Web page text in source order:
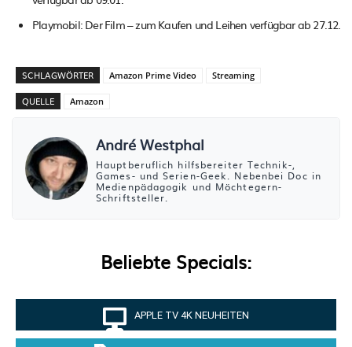
Playmobil: Der Film – zum Kaufen und Leihen verfügbar ab 27.12.
SCHLAGWÖRTER Amazon Prime Video Streaming
QUELLE Amazon
André Westphal
Hauptberuflich hilfsbereiter Technik-,
Games- und Serien-Geek. Nebenbei Doc in
Medienpädagogik und Möchtegern-
Schriftsteller.
Beliebte Specials:
APPLE TV 4K NEUHEITEN